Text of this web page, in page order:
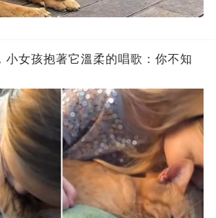
小女孩抱著它溫柔的唱歌：你不知